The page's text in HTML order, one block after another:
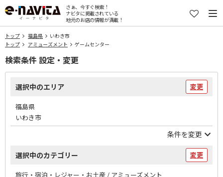
さぁ、今すぐ検索！
ナビタに掲載されている
地元のお店の情報が満載！
トップ 福島県
いわき市
トップ
アミューズメント ゲームセンター
検索条件 設定・変更
選択中のエリア 変更
福島県
いわき市
条件を変更
選択中のカテゴリー 変更
旅行・宿泊・レジャー・お土産 / アミューズメント